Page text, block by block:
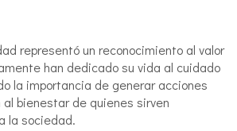
representó un reconocimiento al valor
han dedicado su vida al cuidado
la importancia de generar acciones
bienestar de quienes sirven
la sociedad.